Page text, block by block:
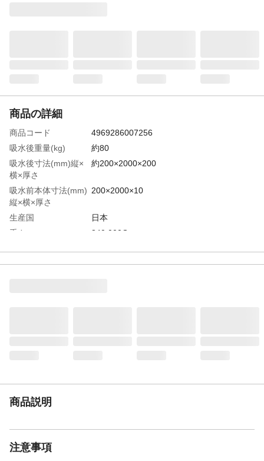
商品の詳細
商品コード
4969286007256
吸水後重量(kg)
約80
吸水後寸法(mm)縦×
横×厚さ
約200×2000×200
吸水前本体寸法(mm)
縦×横×厚さ
200×2000×10
生産国
日本
重さ
840.000G
材質2
吸水ポリマー
商品説明
注意事項